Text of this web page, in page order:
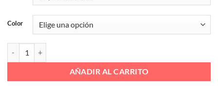
Color
AÑADIR AL CARRITO